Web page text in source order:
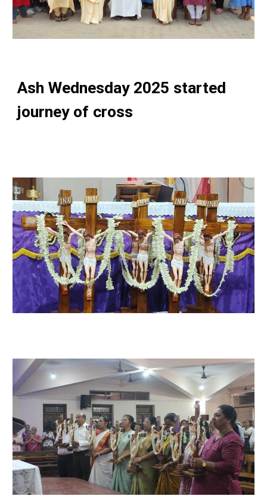
Ash Wednesday 2025 started
journey of cross